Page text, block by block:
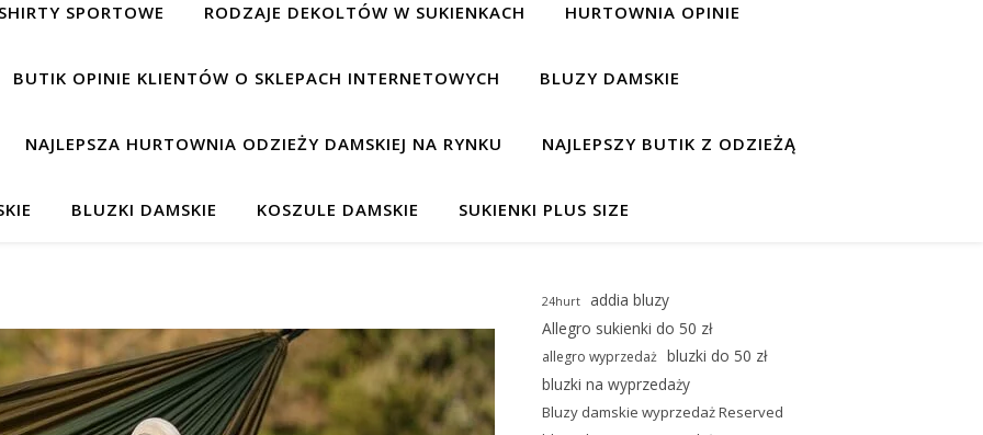
SPORTOWE RODZAJE DEKOLTÓW W SUKIENKACH HURTOWNIA OPINIE
BUTIK OPINIE KLIENTÓW O SKLEPACH INTERNETOWYCH BLUZY DAMSKIE
NAJLEPSZA HURTOWNIA ODZIEŻY DAMSKIEJ NA RYNKU NAJLEPSZY BUTIK Z ODZIEŻĄ
BLUZKI DAMSKIE KOSZULE DAMSKIE SUKIENKI PLUS SIZE
24hurt
addia bluzy
Allegro sukienki do 50 zł
allegro wyprzedaż bluzki do 50 zł
bluzki na wyprzedaży
Bluzy damskie wyprzedaż Reserved